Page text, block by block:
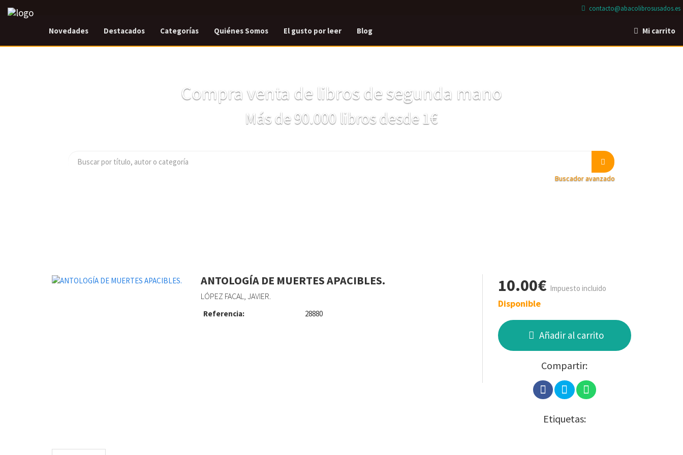
contacto@abacolibrosusados.es
Novedades Destacados Categorías Quiénes Somos El gusto por leer Blog Mi carrito
Compra venta de libros de segunda mano
Más de 90.000 libros desde 1€
Buscador avanzado
ANTOLOGÍA DE MUERTES APACIBLES.
LÓPEZ FACAL, JAVIER.
Referencia: 28880
10.00€ Impuesto incluido
Disponible
Añadir al carrito
Compartir:
Etiquetas: